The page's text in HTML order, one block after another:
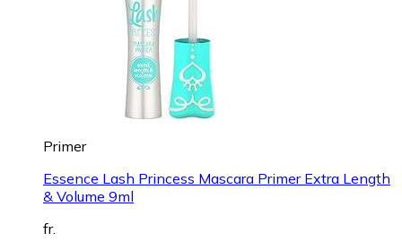
Primer
Essence Lash Princess Mascara Primer Extra Length
& Volume 9ml
fr.